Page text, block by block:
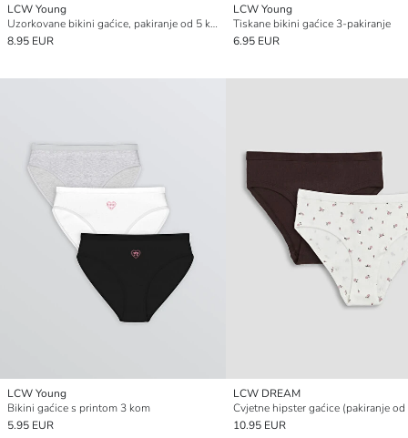
LCW Young
Uzorkovane bikini gaćice, pakiranje od 5 komada
8.95 EUR
LCW Young
Tiskane bikini gaćice 3-pakiranje
6.95 EUR
LCW Young
Bikini gaćice s printom 3 kom
5.95 EUR
LCW DREAM
Cvjetne hipster gaćice (pakiranje od
10.95 EUR